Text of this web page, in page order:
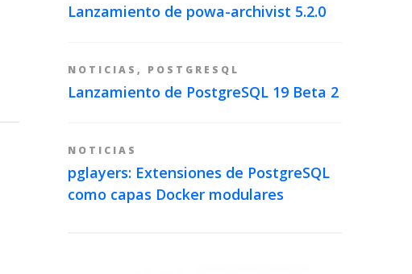
Lanzamiento de powa-archivist 5.2.0
NOTICIAS , POSTGRESQL
Lanzamiento de PostgreSQL 19 Beta 2
NOTICIAS
pglayers: Extensiones de PostgreSQL
como capas Docker modulares